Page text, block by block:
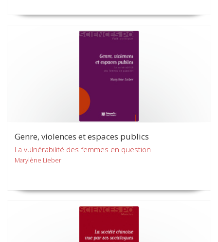
Genre, violences et espaces publics
La vulnérabilité des femmes en question
Marylène Lieber